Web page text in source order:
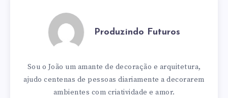
Produzindo Futuros
Sou o João um amante de decoração e arquitetura,
ajudo centenas de pessoas diariamente a decorarem
ambientes com criatividade e amor.